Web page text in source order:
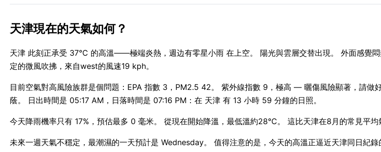
天津現在的天氣如何？
天津 此刻正承受 37°C 的高溫——極端炎熱，週边有零星小雨 在上空。 陽光與雲層交替出現。 外面感覺
定的微風吹拂，來自west的風速19 kph。
目前空氣對高風險族群是個問題：EPA 指數 3，PM2.5 42。 紫外線指數 9，極高 — 曬傷風險顯著，請做
蔭。 日出時間是 05:17 AM，日落時間是 07:16 PM：在 天津 有 13 小時 59 分鐘的日照。
今天降雨機率只有 17%，預估最多 0 毫米。 從現在開始降溫，最低溫約28°C。 這比天津在8月的常見平均
未來一週天氣不穩定，最潮濕的一天預計是 Wednesday。 值得注意的是，今天的高溫正逼近天津同日紀錄